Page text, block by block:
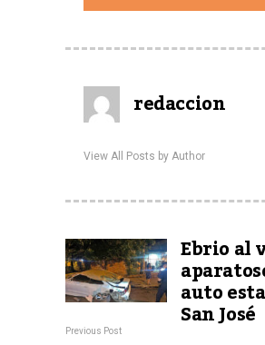
redaccion
View All Posts by Author
Ebrio al
auto
San José
Previous Post